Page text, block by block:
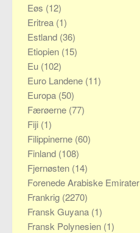
Eøs (12)
Eritrea (1)
Estland (36)
Etiopien (15)
Eu (102)
Euro Landene (11)
Europa (50)
Færøerne (77)
Fiji (1)
Filippinerne (60)
Finland (108)
Fjernøsten (14)
Forenede Arabiske Emirater
Frankrig (2270)
Fransk Guyana (1)
Fransk Polynesien (1)